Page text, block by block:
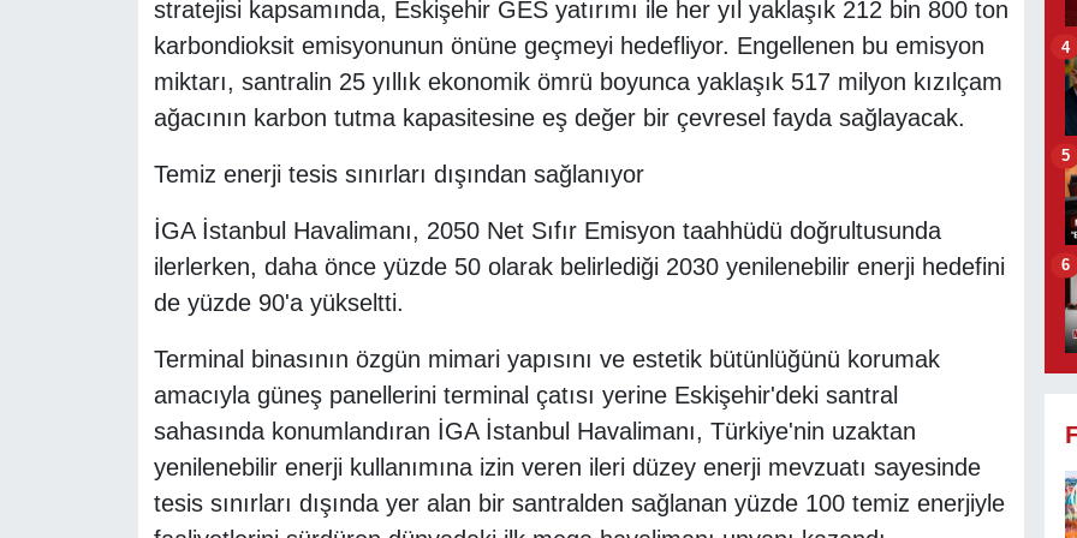
stratejisi kapsamında, Eskişehir GES yatırımı ile her yıl yaklaşık 212 bin 800 ton
karbondioksit emisyonunun önüne geçmeyi hedefliyor. Engellenen bu emisyon
miktarı, santralin 25 yıllık ekonomik ömrü boyunca yaklaşık 517 milyon kızılçam
ağacının karbon tutma kapasitesine eş değer bir çevresel fayda sağlayacak.
Temiz enerji tesis sınırları dışından sağlanıyor
İGA İstanbul Havalimanı, 2050 Net Sıfır Emisyon taahhüdü doğrultusunda
ilerlerken, daha önce yüzde 50 olarak belirlediği 2030 yenilenebilir enerji hedefini
de yüzde 90'a yükseltti.
Terminal binasının özgün mimari yapısını ve estetik bütünlüğünü korumak
amacıyla güneş panellerini terminal çatısı yerine Eskişehir'deki santral
sahasında konumlandıran İGA İstanbul Havalimanı, Türkiye'nin uzaktan
yenilenebilir enerji kullanımına izin veren ileri düzey enerji mevzuatı sayesinde
tesis sınırları dışında yer alan bir santralden sağlanan yüzde 100 temiz enerjiyle
4
5
6